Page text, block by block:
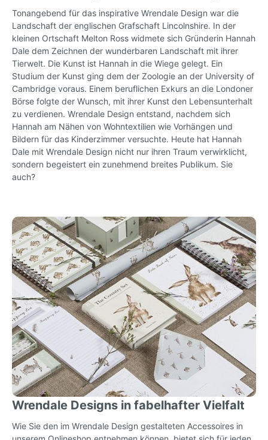
Tonangebend für das inspirative Wrendale Design war die
Landschaft der englischen Grafschaft Lincolnshire. In der
kleinen Ortschaft Melton Ross widmete sich Gründerin Hannah
Dale dem Zeichnen der wunderbaren Landschaft mit ihrer
Tierwelt. Die Kunst ist Hannah in die Wiege gelegt. Ein
Studium der Kunst ging dem der Zoologie an der University of
Cambridge voraus. Einem beruflichen Exkurs an die Londoner
Börse folgte der Wunsch, mit ihrer Kunst den Lebensunterhalt
zu verdienen. Wrendale Design entstand, nachdem sich
Hannah am Nähen von Wohntextilien wie Vorhängen und
Bildern für das Kinderzimmer versuchte. Heute hat Hannah
Dale mit Wrendale Design nicht nur ihren Traum verwirklicht,
sondern begeistert ein zunehmend breites Publikum. Sie
auch?
Wrendale Designs in fabelhafter Vielfalt
Wie Sie den im Wrendale Design gestalteten Accessoires in